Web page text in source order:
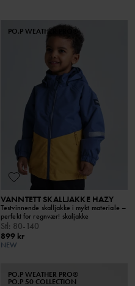
PO.P WEATHER PRO®
VANNTETT SKALLJAKKE HAZY
Testvinnende skalljakke i mykt materiale –
perfekt for regnvær! skaljakke
Stl : 80-140
899 kr
NEW
PO.P WEATHER PRO®
PO.P 50 COLLECTION